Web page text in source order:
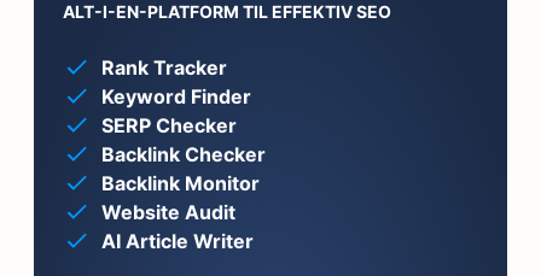
ALT-I-EN-PLATFORM TIL EFFEKTIV SEO
Rank Tracker
Keyword Finder
SERP Checker
Backlink Checker
Backlink Monitor
Website Audit
AI Article Writer